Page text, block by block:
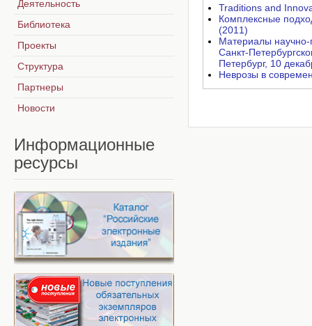
Traditions and
Комплексные
(2011)
Материалы научно-
Санкт-
Петербург, 10
Неврозы в
Деятельность
Библиотека
Проекты
Структура
Партнеры
Новости
Информационные
ресурсы